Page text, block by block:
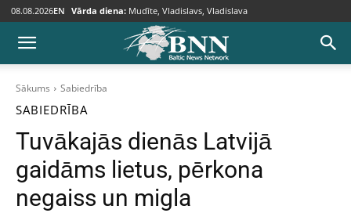
08.08.2026EN Vārda diena: Mudīte, Vladislavs, Vladislava
Sākums Sabiedrība
SABIEDRĪBA
Tuvākajās dienās Latvijā
gaidāms lietus, pērkona
negaiss un migla